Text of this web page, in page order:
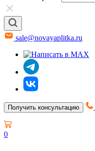
sale@novayaplitka.ru
Получить консультацию
0